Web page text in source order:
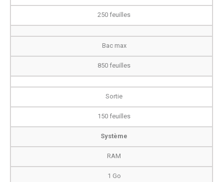
250 feuilles
Bac max
850 feuilles
Sortie
150 feuilles
Système
RAM
1 Go